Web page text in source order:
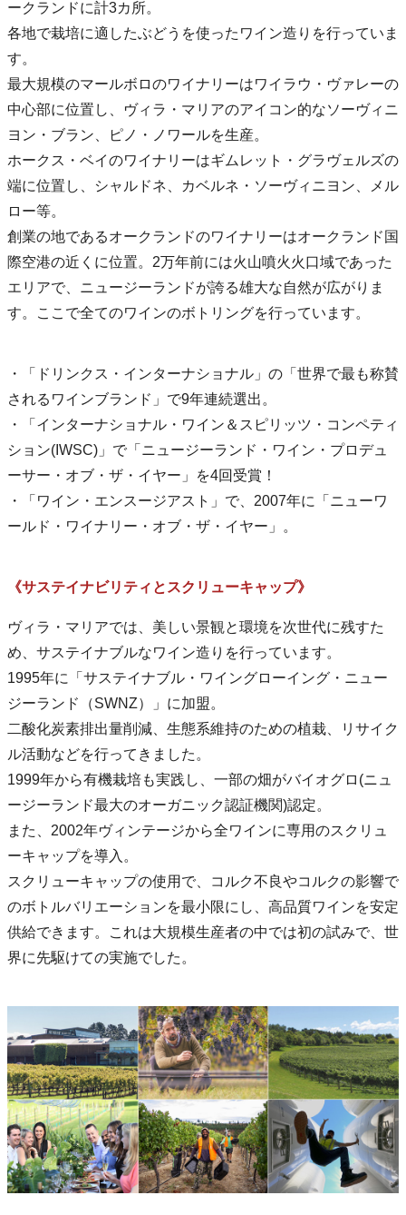
ークランドに計3カ所。
各地で栽培に適したぶどうを使ったワイン造りを行っていま
す。
最大規模のマールボロのワイナリーはワイラウ・ヴァレーの
中心部に位置し、ヴィラ・マリアのアイコン的なソーヴィニ
ヨン・ブラン、ピノ・ノワールを生産。
ホークス・ベイのワイナリーはギムレット・グラヴェルズの
端に位置し、シャルドネ、カベルネ・ソーヴィニヨン、メル
ロー等。
創業の地であるオークランドのワイナリーはオークランド国
際空港の近くに位置。2万年前には火山噴火火口域であった
エリアで、ニュージーランドが誇る雄大な自然が広がりま
す。ここで全てのワインのボトリングを行っています。
・「ドリンクス・インターナショナル」の「世界で最も称賛
されるワインブランド」で9年連続選出。
・「インターナショナル・ワイン＆スピリッツ・コンペティ
ション(IWSC)」で「ニュージーランド・ワイン・プロデュ
ーサー・オブ・ザ・イヤー」を4回受賞！
・「ワイン・エンスージアスト」で、2007年に「ニューワ
ールド・ワイナリー・オブ・ザ・イヤー」。
《サステイナビリティとスクリューキャップ》
ヴィラ・マリアでは、美しい景観と環境を次世代に残すた
め、サステイナブルなワイン造りを行っています。
1995年に「サステイナブル・ワイングローイング・ニュー
ジーランド（SWNZ）」に加盟。
二酸化炭素排出量削減、生態系維持のための植栽、リサイク
ル活動などを行ってきました。
1999年から有機栽培も実践し、一部の畑がバイオグロ(ニュ
ージーランド最大のオーガニック認証機関)認定。
また、2002年ヴィンテージから全ワインに専用のスクリュ
ーキャップを導入。
スクリューキャップの使用で、コルク不良やコルクの影響で
のボトルバリエーションを最小限にし、高品質ワインを安定
供給できます。これは大規模生産者の中では初の試みで、世
界に先駆けての実施でした。